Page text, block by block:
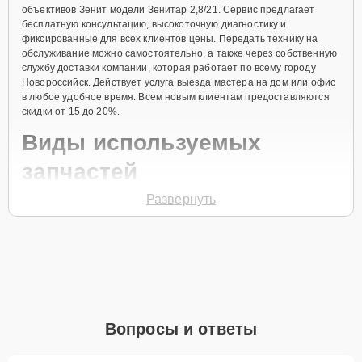
объективов Зенит модели Зенитар 2,8/21. Сервис предлагает
бесплатную консультацию, высокоточную диагностику и
фиксированные для всех клиентов цены. Передать технику на
обслуживание можно самостоятельно, а также через собственную
службу доставки компании, которая работает по всему городу
Новороссийск. Действует услуга выезда мастера на дом или офис
в любое удобное время. Всем новым клиентам предоставляются
скидки от 15 до 20%.
Виды используемых
запчастей
Для ремонта объектива модели Зенитар 2,8/21 предлагаются как
активное использование устройства дольше
Развернуть
Вопросы и ответы